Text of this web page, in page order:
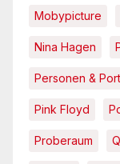
Mobypicture
Nina Hagen
Personen &
Pink Floyd
Proberaum